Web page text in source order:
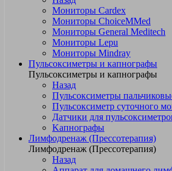
Мониторы Cardex
Мониторы ChoiceMMed
Мониторы General Meditech
Мониторы Lepu
Мониторы Mindray
Пульсоксиметры и капнографы
Пульсоксиметры и капнографы
Назад
Пульсоксиметры
Пульсоксиметр суточного
Датчики для
Kапнографы
Лимфодренаж (Прессотерапия)
Лимфодренаж (Прессотерапия)
Назад